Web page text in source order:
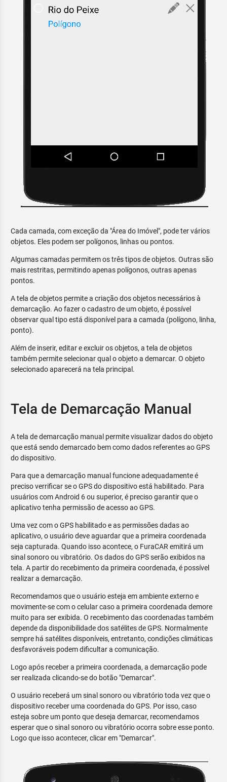
Cada camada, com exceção da "Área do Imóvel", pode ter vários
objetos. Eles podem ser polígonos, linhas ou pontos.
Algumas camadas permitem os três tipos de objetos. Outras são
mais restritas, permitindo apenas polígonos, outras apenas
pontos.
A tela de objetos permite a criação dos objetos necessários à
demarcação. Ao fazer o cadastro de um objeto, é possível
observar qual tipo está disponível para a camada (polígono, linha,
ponto).
Além de inserir, editar e excluir os objetos, a tela de objetos
também permite selecionar qual o objeto a demarcar. O objeto
selecionado aparecerá na tela principal.
Tela de Demarcação Manual
A tela de demarcação manual permite visualizar dados do objeto
que está sendo demarcado bem como dados referentes ao GPS
do dispositivo.
Para que a demarcação manual funcione adequadamente é
preciso verrificar se o GPS do dispositivo está habilitado. Para
usuários com Android 6 ou superior, é preciso garantir que o
aplicativo tenha permissão de acesso ao GPS.
Uma vez com o GPS habilitado e as permissões dadas ao
aplicativo, o usuário deve aguardar que a primeira coordenada
seja capturada. Quando isso acontece, o FuraCAR emitirá um
sinal sonoro ou vibratório. Os dados do GPS serão exibidos na
tela. A partir do recebimento da primeira coordenada, é possível
realizar a demarcação.
Recomendamos que o usuário esteja em ambiente externo e
movimente-se com o celular caso a primeira coordenada demore
muito para ser exibida. O recebimento das coordenadas também
depende da disponibilidade dos satélites de GPS. Normalmente
sempre há satélites disponíveis, entretanto, condições climáticas
desfavoráveis podem dificultar a comunicação.
Logo após receber a primeira coordenada, a demarcação pode
ser realizada clicando-se do botão "Demarcar".
O usuário receberá um sinal sonoro ou vibratório toda vez que o
dispositivo receber uma coordenada do GPS. Por isso, caso
esteja sobre um ponto que deseja demarcar, recomendamos
esperar que o sinal sonoro ou vibratório ocorra sobre esse ponto.
Logo que isso acontecer, clicar em "Demarcar".